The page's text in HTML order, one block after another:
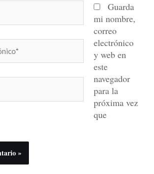
Guarda
mi nombre,
correo
electrónico
y web en
este
navegador
para la
próxima vez
que